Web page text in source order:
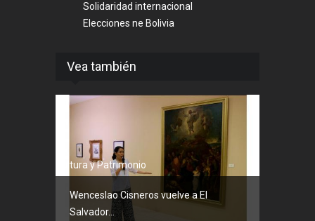
Solidaridad internacional
Elecciones ne Bolivia
Vea también
Cultura y Patrimonio
Wenceslao Cisneros vuelve a El
Salvador...